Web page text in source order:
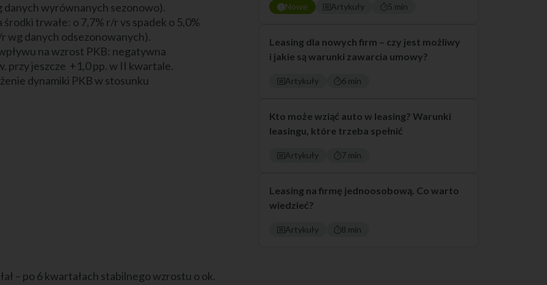
danych wyrównanych sezonowo).
trwałe: o 7,7% r/r vs spadek o 5,0%
wg danych odsezonowanych).
na wzrost PKB: negatywna
przy jeszcze +1,0 pp. w II kwartale.
dynamiki PKB w stosunku
– po 6 kwartałach stabilnego wzrostu o ok.
Nowe Artykuły 5 min
Leasing dla nowych firm – czy jest możliwy
i jakie są warunki zawarcia umowy?
Artykuły 6 min
Kto może wziąć auto w leasing? Warunki
leasingu, które trzeba spełnić
Artykuły 7 min
Leasing na firmę jednoosobową. Co warto
wiedzieć?
Artykuły 8 min